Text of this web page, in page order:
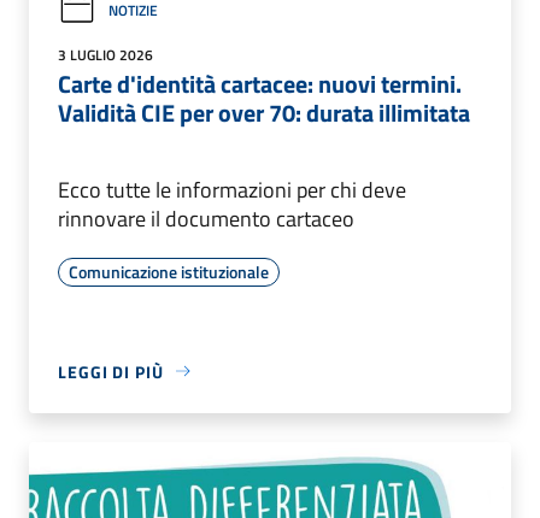
NOTIZIE
3 LUGLIO 2026
Carte d'identità cartacee: nuovi termini.
Validità CIE per over 70: durata illimitata
Ecco tutte le informazioni per chi deve
rinnovare il documento cartaceo
Comunicazione istituzionale
LEGGI DI PIÙ